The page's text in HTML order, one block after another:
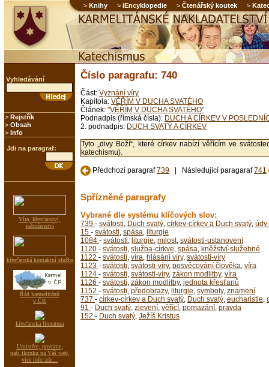
> Knihy > iEncyklopedie > Čtenářský koutek >
Vyhledávání
> Rejstřík
> Obsah
> Info
Jdi na paragraf:
Víra, křesťanství,
náboženství
křesťanská kontaktní služba
Řád karmelitánů
v ČR
křesťanská literatura
Umístěte, prosíme,
naši ikonku na Váš web,
více info zde...
Číslo paragrafu: 740
Část: Vyznání víry
Kapitola: VĚŘÍM V DUCHA SVATÉHO
Článek: "VĚŘÍM V DUCHA SVATÉHO"
Podnadpis (římská čísla): DUCH A CÍRKEV V
2. podnadpis: DUCH SVATÝ A CÍRKEV
Tyto „divy Boží“, které církev nabízí věřícím ve
katechismu).
Předchozí paragraf739 | Následující paragaraf741
Spřízněné paragrafy
Vybrané dle systému klíčových slov:
739 - svátosti Duch svatý církev-církev a Duch svatý
15 - svátosti spása liturgie
1084 - svátosti liturgie milost, svátosti-ustanovení
1120 - svátosti služba-církve spása kněžství-služebné
1122 - svátosti víra hlásání víry, svátosti-víry
1123 - svátosti svátosti-víry, posvěcování člověka víra
1124 - svátosti svátosti-víry, zákon modlitby, víra
1126 - svátosti zákon modlitby, jednota křesťanů
1152 - svátosti předobrazy, liturgie symboly, znamení
737 - církev-církev a Duch svatý Duch svatý eucharistie
91 - Duch svatý zjevení věřící pomazání pravda
152 - Duch svatý Ježíš Kristus